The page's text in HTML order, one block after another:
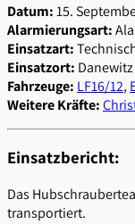
Datum:15.
Alarmierungsart:
Einsatzart:
Einsatzort: Danewitz
Fahrzeuge: LF16/12,
Weitere Kräfte:
Einsatzbericht:
Das
transportiert.